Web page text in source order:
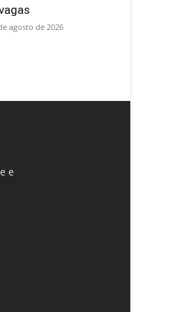
agosto de 2026
e